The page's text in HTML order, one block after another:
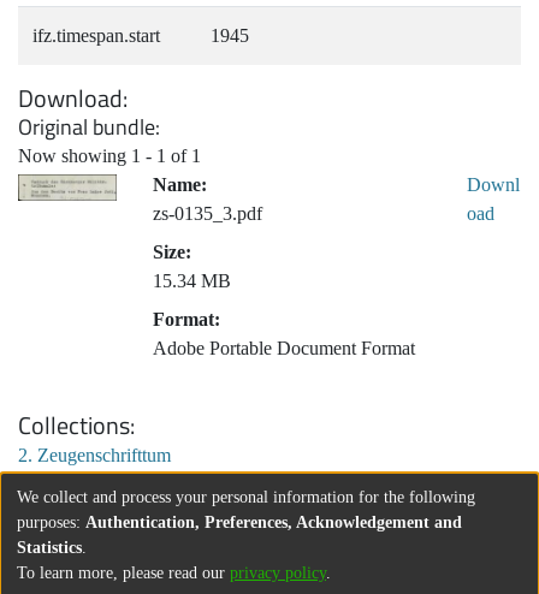
ifz.timespan.start 1945
Download
Original bundle
Now showing 1 - 1 of 1
Name:
zs-0135_3.pdf
Size:
15.34 MB
Format:
Adobe Portable Document Format
Downl
oad
Collections
2. Zeugenschrifttum
We collect and process your personal information for the following
purposes: Authentication, Preferences, Acknowledgement and
Statistics
To learn more, please read our privacy policy.